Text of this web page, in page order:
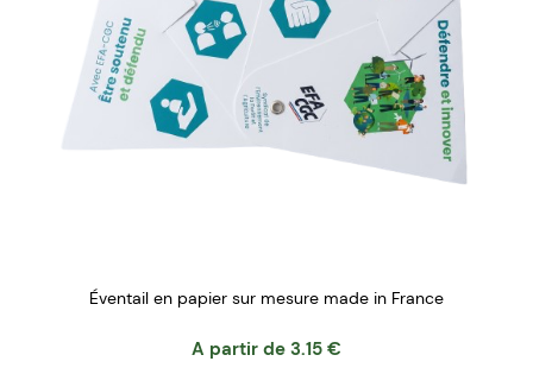
Éventail en papier sur mesure made in France
A partir de 3.15 €